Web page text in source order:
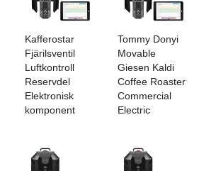
Kafferostar
Fjärilsventil
Luftkontroll
Reservdel
Elektronisk
komponent
Tommy Donyi
Movable
Giesen Kaldi
Coffee Roaster
Commercial
Electric